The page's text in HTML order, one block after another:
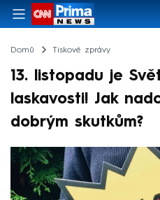
Domů Tiskové zprávy
13. listopadu je
laskavosti! Jak
dobrým skutkům?